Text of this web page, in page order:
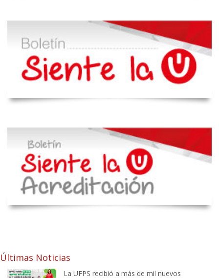
Últimas Noticias
La UFPS recibió a más de mil nuevos